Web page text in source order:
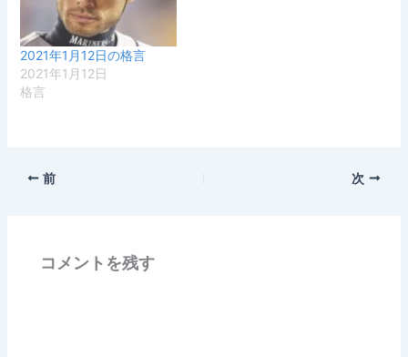
2021年1月12日の格言
2021年1月12日
格言
前 次
コメントを残す